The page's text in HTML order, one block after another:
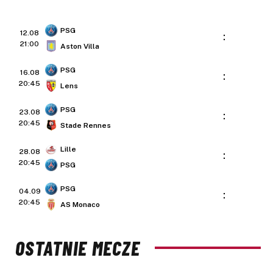
12.08
21:00
PSG
Aston Villa
:
16.08
20:45
PSG
Lens
:
23.08
20:45
PSG
Stade Rennes
:
28.08
20:45
Lille
PSG
:
04.09
20:45
PSG
AS Monaco
:
OSTATNIE MECZE